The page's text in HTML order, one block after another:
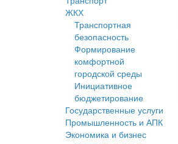
ЖКХ
Транспортная
безопасность
Формирование
комфортной
городской среды
Инициативное
бюджетирование
Государственные услуги
Промышленность и АПК
Экономика и бизнес